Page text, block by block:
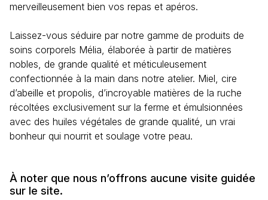
merveilleusement bien vos repas et apéros.
Laissez-vous séduire par notre gamme de produits de
soins corporels Mélia, élaborée à partir de matières
nobles, de grande qualité et méticuleusement
confectionnée à la main dans notre atelier. Miel, cire
d’abeille et propolis, d’incroyable matières de la ruche
récoltées exclusivement sur la ferme et émulsionnées
avec des huiles végétales de grande qualité, un vrai
bonheur qui nourrit et soulage votre peau.
À noter que nous n’offrons aucune visite guidée
sur le site.